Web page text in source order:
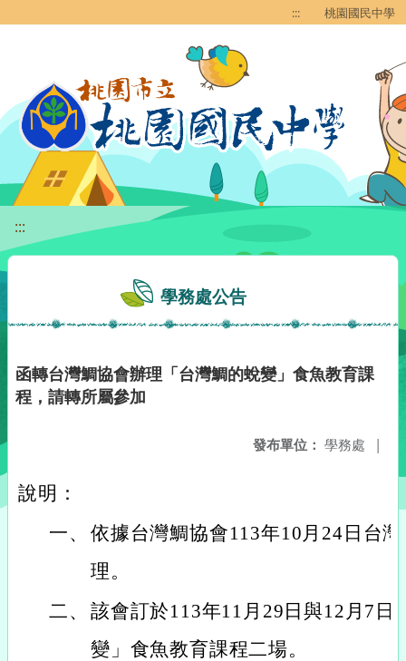
::: 桃園國民中學
:::
學務處公告
函轉台灣鯛協會辦理「台灣鯛的蛻變」食魚教育課
程，請轉所屬參加
發布單位： 學務處 |
說明：
一、 依據台灣鯛協會113年10月24日台
理。
二、 該會訂於113年11月29日與12月7日
變」食魚教育課程二場。